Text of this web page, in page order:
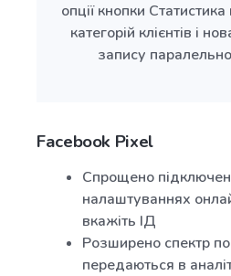
опції кнопки Статистика
категорій клієнтів і
запису
Facebook Pixel
Спрощено
налаштуваннях
вкажіть ІД
Розширено спектр
передаються в